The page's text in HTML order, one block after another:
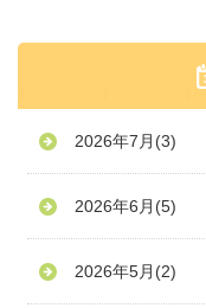
2026年7月 (3)
2026年6月 (5)
2026年5月 (2)